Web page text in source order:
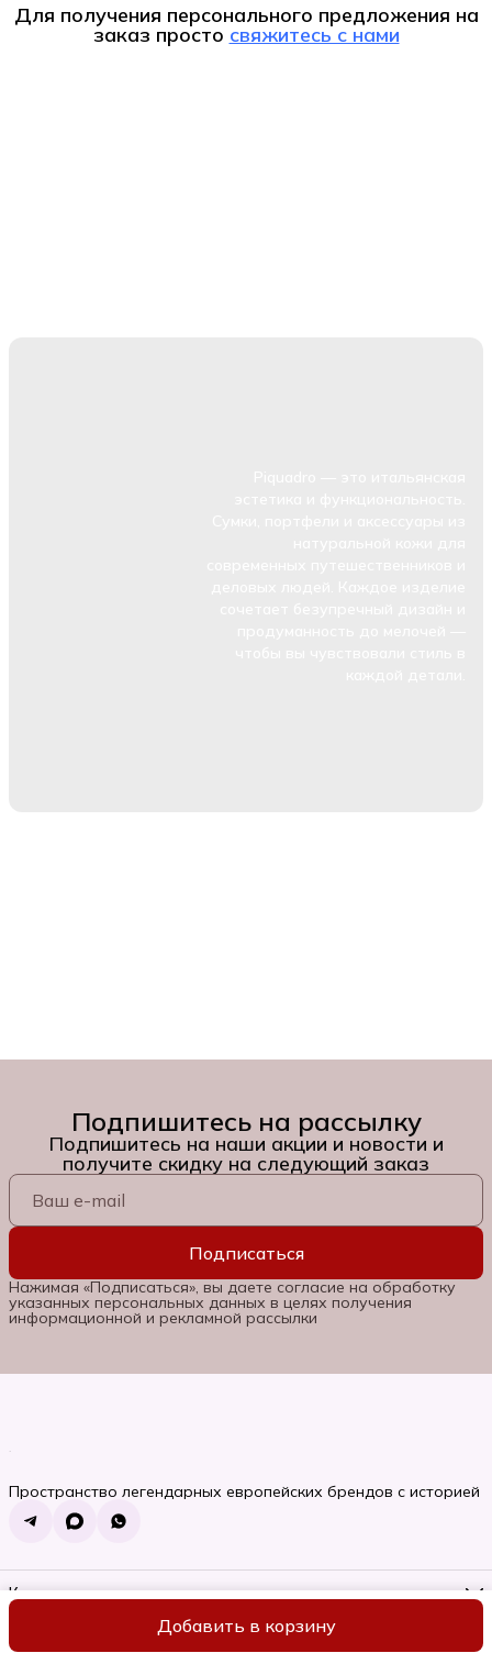
Добавить в корзину
Для получения персонального предложения на
заказ просто свяжитесь с нами
Подпишитесь на рассылку
Подпишитесь на наши акции и новости и
получите скидку на следующий заказ
Подписаться
Нажимая «Подписаться», вы даете согласие на обработку
указанных персональных данных в целях получения
информационной и рекламной рассылки
Пространство легендарных европейских брендов с историей
Контакты
Режим работы
ИП Семяновская Ольга СергеевнаОплатаДоставкаПравила